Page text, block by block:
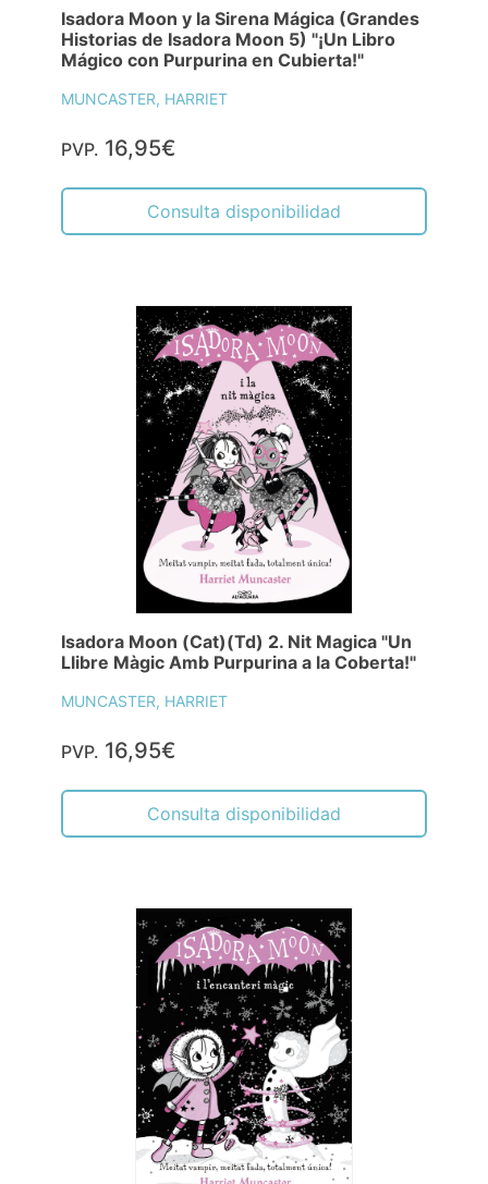
Isadora Moon y la Sirena Mágica (Grandes
Historias de Isadora Moon 5) "¡Un Libro
Mágico con Purpurina en Cubierta!"
MUNCASTER, HARRIET
PVP. 16,95€
Consulta disponibilidad
Isadora Moon (Cat)(Td) 2. Nit Magica "Un
Llibre Màgic Amb Purpurina a la Coberta!"
MUNCASTER, HARRIET
PVP. 16,95€
Consulta disponibilidad